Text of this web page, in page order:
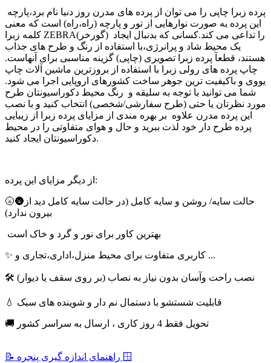
این پرده به صورت نوارهایی از تور و پارچه (راه،راه) است که معنی
کلمه زبرا ZEBRA(گورخر) را تداعی می کند.کسانی که بدنبال ایجاد
یک محیط شاد و پرانرژی،با استفاده از رنگ و طرح های جذاب
هستند، قطعآ پرده زبرا تصویری (چاپی) گزینه مناسبی برای آنهاست.
چاپ پرده های رولی زبرا با استفاده از بروزترین ماشین آلات چاپ
یووی و باکیفیت ترین جوهر ساخت کشورهای اروپایی اجرا می شود.
شما می توانید با توجه به سلیقه و رنگ محیط دکوراسیونتان طرح
مورد نظرتان یا حتی (طرح سفارشی/شخصی) انتخاب کنید و با نصب
این پرده مدرن علاوه بر بهره مندی از مزایای پرده زبرا از زیبایی
پرده طرح دار خود لذت ببرید و حال و هوای متفاوتی را در محیط
دکوراسیونتان ایجاد کنید.
از دیگر مزایای این پرده:
🌝🌚حالت سایه/ روشن و سایه کامل (در حالت سایه کامل دید از
بیرون ندارد)
✨ کاربری متفاوت برای محیط منزل،اداری،تجاری و ...
🛠 نصب راحت وآسان بدون نیاز به نصاب (بر روی سقف یا دیوار)
💧 قابلیت شستشو با دستمال نم دار و شوینده های سبک
🚚 تحویل فقط 4 روز کاری ، ارسال به سراسر کشور
📝 راهنمای اندازه گیری پنجره 🪟